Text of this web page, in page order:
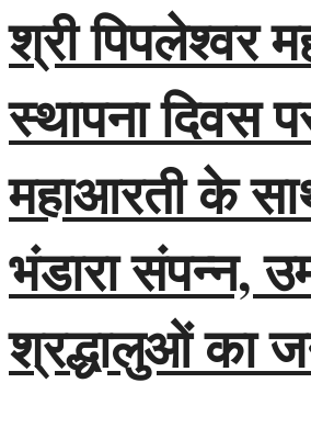
श्री पिपलेश्वर
स्थापना दिवस
महाआरती के
भंडारा संपन्न,
श्रद्धालुओं का